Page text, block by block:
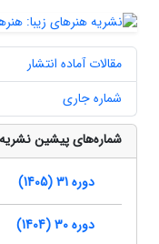
مقالات آماده انتشار
شماره جاری
شماره‌های پیشین نشریه
دوره 31 (1405)
دوره 30 (1404)